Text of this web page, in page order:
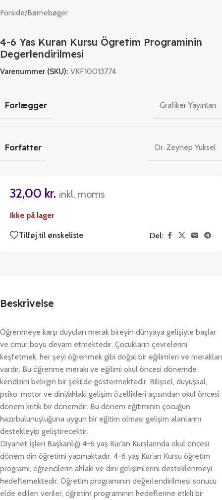
Forside/Børnebøger
4-6 Yas Kuran Kursu Ögretim Programinin
Degerlendirilmesi
Varenummer (SKU): VKF10013774
Forlægger Grafiker Yayınları
Forfatter Dr. Zeynep Yuksel
32,00 kr. inkl. moms
Ikke på lager
Tilføj til ønskeliste Del:
Beskrivelse
Öğrenmeye karşı duyulan merak bireyin dünyaya gelişiyle başlar
ve ömür boyu devam etmektedir. Çocukların çevrelerini
keşfetmek, her şeyi öğrenmek gibi doğal bir eğilimleri ve merakları
vardır. Bu öğrenme merakı ve eğilimi okul öncesi dönemde
kendisini belirgin bir şekilde göstermektedir. Bilişsel, duyuşsal,
psiko-motor ve dini/ahlaki gelişim özellikleri açısından okul öncesi
dönem kritik bir dönemdir. Bu dönem eğitiminin çocuğun
hazırbulunuşluğuna uygun bir eğitim olması gelişim alanlarını
destekleyip geliştirecektir.
Diyanet İşleri Başkanlığı 4-6 yaş Kur’an Kurslarında okul öncesi
dönem din öğretimi yapmaktadır. 4-6 yaş Kur’an Kursu öğretim
programı, öğrencilerin ahlaki ve dini gelişimlerini desteklenmeyi
hedeflemektedir. Öğretim programının değerlendirilmesi sonucu
elde edilen veriler, öğretim programının hedeflerine etkili bir